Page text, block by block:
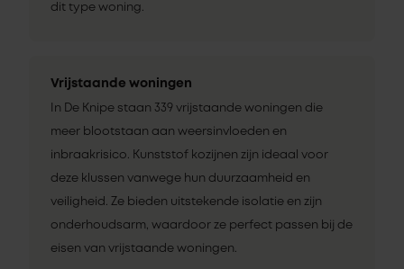
dit type woning.
Vrijstaande woningen
In De Knipe staan 339 vrijstaande woningen die
meer blootstaan aan weersinvloeden en
inbraakrisico. Kunststof kozijnen zijn ideaal voor
deze klussen vanwege hun duurzaamheid en
veiligheid. Ze bieden uitstekende isolatie en zijn
onderhoudsarm, waardoor ze perfect passen bij de
eisen van vrijstaande woningen.